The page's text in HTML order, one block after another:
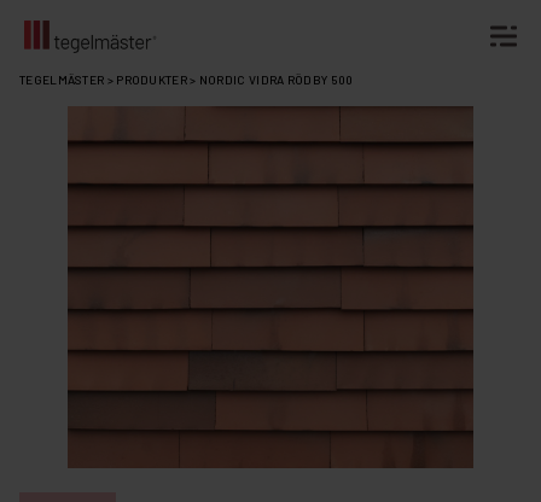
Fortsätt
innehållet
TEGELMÄSTER > PRODUKTER> NORDIC VIDRA RÖDBY 500